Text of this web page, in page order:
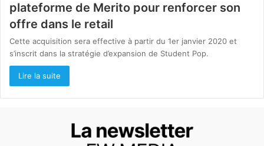
plateforme de Merito pour renforcer son
offre dans le retail
Cette acquisition sera effective à partir du 1er janvier 2020 et
s’inscrit dans la stratégie d’expansion de Student Pop.
Lire la suite